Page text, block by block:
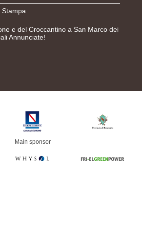
e del Croccantino a San Marco dei
Annunciate!
Main sponsor